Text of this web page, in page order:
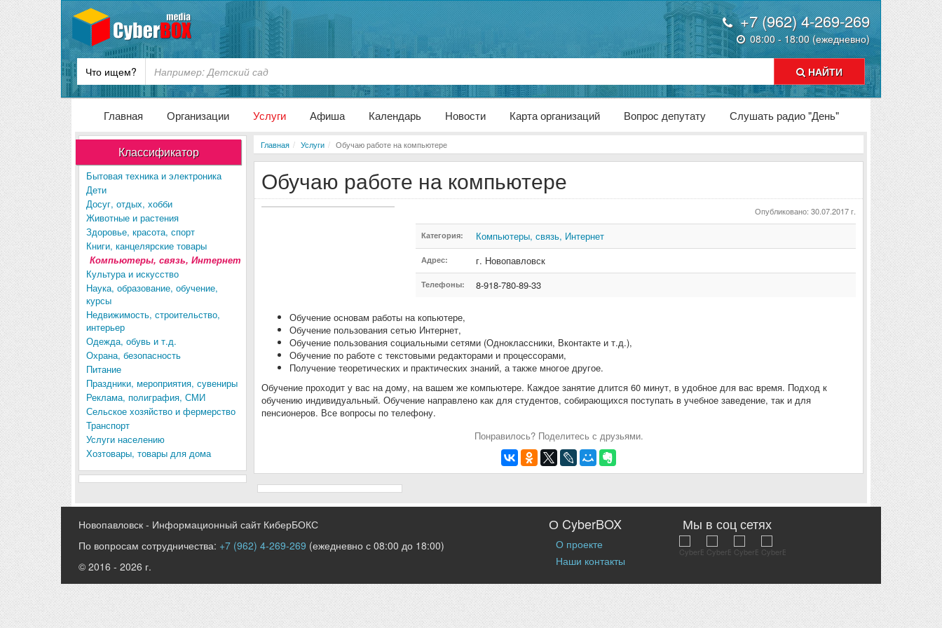
+7 (962) 4-269-269
08:00 - 18:00 (ежедневно)
Что ищем? НАЙТИ
Главная Организации Услуги Афиша Календарь Новости Карта организаций Вопрос депутату Слушать радио "День"
Классификатор
Бытовая техника и электроника
Дети
Досуг, отдых, хобби
Животные и растения
Здоровье, красота, спорт
Книги, канцелярские товары
Компьютеры, связь, Интернет
Культура и искусство
Наука, образование, обучение,
курсы
Недвижимость, строительство,
интерьер
Одежда, обувь и т.д.
Охрана, безопасность
Питание
Праздники, мероприятия, сувениры
Реклама, полиграфия, СМИ
Сельское хозяйство и фермерство
Транспорт
Услуги населению
Хозтовары, товары для дома
Главная Услуги Обучаю работе на компьютере
Обучаю работе на компьютере
Опубликовано: 30.07.2017 г.
Категория: Компьютеры, связь, Интернет
Адрес: г. Новопавловск
Телефоны: 8-918-780-89-33
Обучение основам работы на копьютере,
Обучение пользования сетью Интернет,
Обучение пользования социальными сетями (Одноклассники, Вконтакте и т.д.),
Обучение по работе с текстовыми редакторами и процессорами,
Получение теоретических и практических знаний, а также многое другое.
Обучение проходит у вас на дому, на вашем же компьютере. Каждое занятие длится 60 минут, в удобное для вас время. Подход к
обучению индивидуальный. Обучение направлено как для студентов, собирающихся поступать в учебное заведение, так и для
пенсионеров. Все вопросы по телефону.
Понравилось? Поделитесь с друзьями.
Новопавловск - Информационный сайт КиберБОКС
По вопросам сотрудничества: +7 (962) 4-269-269 (ежедневно с 08:00 до 18:00)
© 2016 - 2026 г.
О CyberBOX
О проекте
Наши контакты
Мы в соц сетях